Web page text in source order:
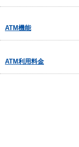
ATM機能
ATM利用料金